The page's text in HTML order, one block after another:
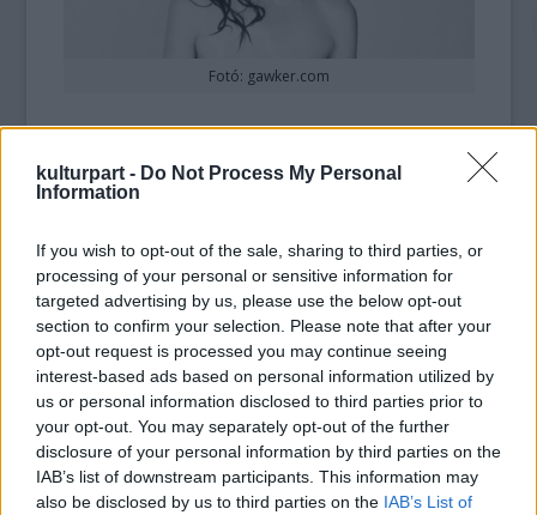
kulturpart - Do Not Process My Personal
Information
If you wish to opt-out of the sale, sharing to third parties, or
processing of your personal or sensitive information for
targeted advertising by us, please use the below opt-out
section to confirm your selection. Please note that after your
opt-out request is processed you may continue seeing
interest-based ads based on personal information utilized by
us or personal information disclosed to third parties prior to
your opt-out. You may separately opt-out of the further
disclosure of your personal information by third parties on the
IAB’s list of downstream participants. This information may
also be disclosed by us to third parties on the IAB’s List of
Fotó: gawker.com
A retusálatlan felvétel egyfotósorozat
részeként jelent meg az Interview
magazinban
, a színésznő pedig azért állt így
tiltakozzon, illetve hogy felhívja a figyelmet
arra, hogy nem számít, kinek milyenek a
formái.
„Azt hiszem a nők teste csatatér, és ezért
részben a fotózás a hibás” - mondta egy
interjúban.
Forrás:hvg.hu